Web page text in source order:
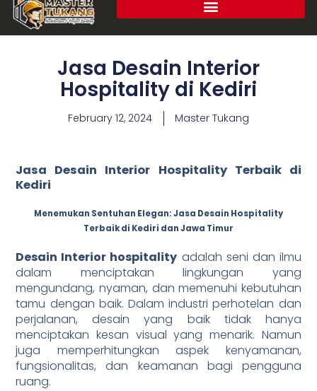
Jasa Desain Interior
Hospitality di Kediri
February 12, 2024 Master Tukang
Jasa Desain Interior Hospitality Terbaik di
Kediri
Menemukan Sentuhan Elegan: Jasa Desain Hospitality
Terbaik di Kediri dan Jawa Timur
Desain Interior hospitality adalah seni dan ilmu
dalam menciptakan lingkungan yang
mengundang, nyaman, dan memenuhi kebutuhan
tamu dengan baik. Dalam industri perhotelan dan
perjalanan, desain yang baik tidak hanya
menciptakan kesan visual yang menarik. Namun
juga memperhitungkan aspek kenyamanan,
fungsionalitas, dan keamanan bagi pengguna
ruang.